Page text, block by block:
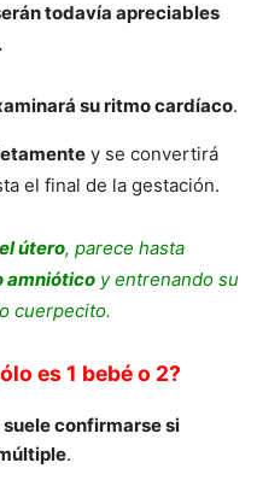
todavía apreciables
su ritmo cardíaco.
y se convertirá
el final de la gestación.
útero, parece hasta
amniótico y entrenando su
cuerpecito.
es 1 bebé o 2?
confirmarse si
.